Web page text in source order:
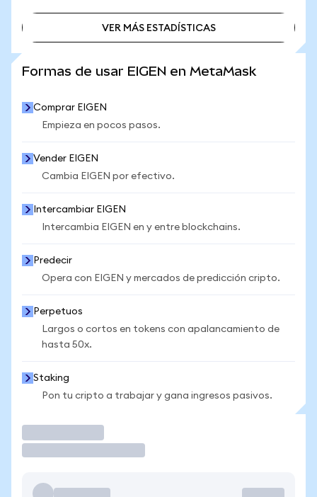
VER MÁS ESTADÍSTICAS
Formas de usar EIGEN en MetaMask
Comprar EIGEN
Empieza en pocos pasos.
Vender EIGEN
Cambia EIGEN por efectivo.
Intercambiar EIGEN
Intercambia EIGEN en y entre blockchains.
Predecir
Opera con EIGEN y mercados de predicción cripto.
Perpetuos
Largos o cortos en tokens con apalancamiento de
hasta 50x.
Staking
Pon tu cripto a trabajar y gana ingresos pasivos.